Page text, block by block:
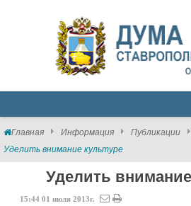
Главная Информация Публикации
Уделить внимание культуре
Уделить
15:44 01 июля 2013г.